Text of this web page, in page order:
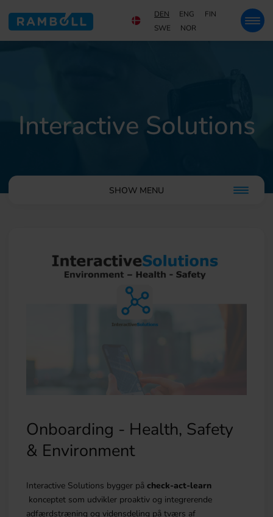
DEN ENG
FIN
SWE
NOR
Interactive Solutions
SHOW MENU
Onboarding - Health, Safety
& Environment
Interactive Solutions bygger påcheck-act-learn
konceptet som udvikler proaktiv og integrerende
adfærdstræning og vidensdeling på tværs af